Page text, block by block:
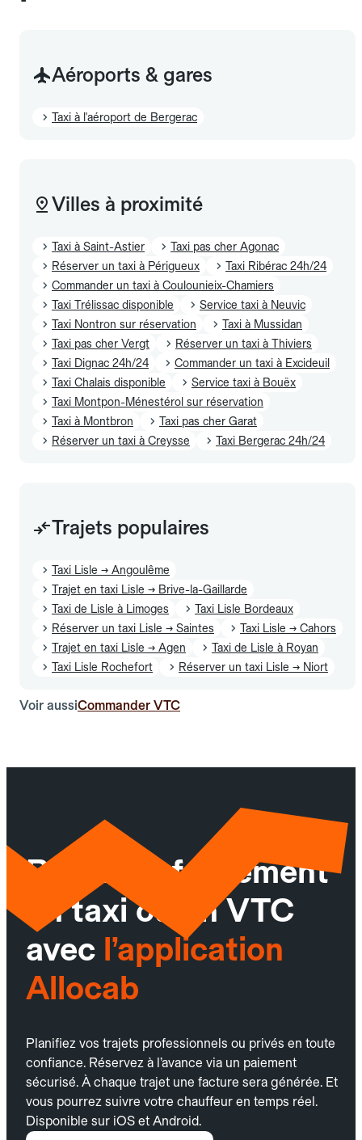
Aéroports & gares
Taxi à l'aéroport de Bergerac
Villes à proximité
Taxi à Saint-Astier
Taxi pas cher Agonac
Réserver un taxi à Périgueux
Taxi Ribérac 24h/24
Commander un taxi à Coulounieix-Chamiers
Taxi Trélissac disponible
Service taxi à Neuvic
Taxi Nontron sur réservation
Taxi à Mussidan
Taxi pas cher Vergt
Réserver un taxi à Thiviers
Taxi Dignac 24h/24
Commander un taxi à Excideuil
Taxi Chalais disponible
Service taxi à Bouëx
Taxi Montpon-Ménestérol sur réservation
Taxi à Montbron
Taxi pas cher Garat
Réserver un taxi à Creysse
Taxi Bergerac 24h/24
Trajets populaires
Taxi Lisle → Angoulême
Trajet en taxi Lisle → Brive-la-Gaillarde
Taxi de Lisle à Limoges
Taxi Lisle Bordeaux
Réserver un taxi Lisle → Saintes
Taxi Lisle → Cahors
Trajet en taxi Lisle → Agen
Taxi de Lisle à Royan
Taxi Lisle Rochefort
Réserver un taxi Lisle → Niort
Voir aussiCommander VTC
Réservez facilement
un taxi ou un VTC
avec l’application
Allocab
Planifiez vos trajets professionnels ou privés en toute
confiance. Réservez à l’avance via un paiement
sécurisé. À chaque trajet une facture sera générée. Et
vous pourrez suivre votre chauffeur en temps réel.
Disponible sur iOS et Android.